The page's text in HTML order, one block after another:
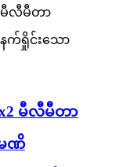
မီလီမီတာ
မဏိ